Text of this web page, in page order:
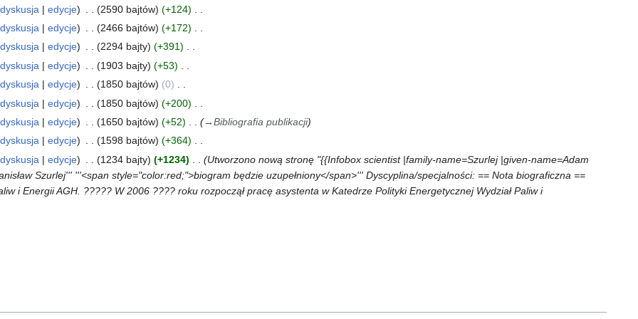
dyskusja edycje 2590 bajtów
+124
dyskusja edycje 2466 bajtów
+172
dyskusja edycje 2294 bajty
+391
dyskusja edycje 1903 bajty
+53
dyskusja edycje 1850 bajtów
0
dyskusja edycje 1850 bajtów
+200
dyskusja edycje 1650 bajtów +52 →Bibliografia publikacji
dyskusja edycje 1598 bajtów
+364
dyskusja edycje 1234 bajty +1234
Utworzono nową stronę "{{Infobox scientist |family-name=Szurlej |given-name=Adam
Szurlej''' '''<span style="color:red;">biogram będzie uzupełniony</span>''' Dyscyplina/specjalności: == Nota biograficzna ==
i Energii AGH. ????? W 2006 ???? roku rozpoczął pracę asystenta w Katedrze Polityki Energetycznej Wydział Paliw i